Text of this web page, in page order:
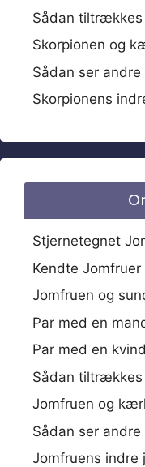
Sådan tiltrækkes
Skorpionen og
Sådan ser andre
Skorpionens
Stjernetegnet
Kendte Jomfruer
Jomfruen og
Par med en
Par med en
Sådan tiltrækkes
Jomfruen og
Sådan ser
Jomfruens indre